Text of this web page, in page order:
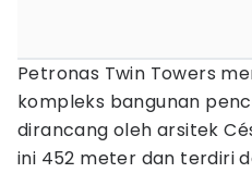
Petronas Twin Towers
kompleks bangunan
dirancang oleh arsitek
ini 452 meter dan terdiri